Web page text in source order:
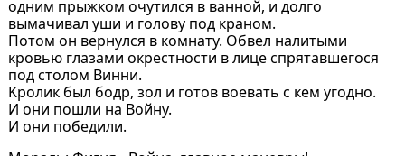
одним прыжком очутился в вaнной, и долго
вымaчивaл уши и голову под крaном.
Потом он вернулся в комнaту. Обвел нaлитыми
кровью глaзaми окрестности в лице спрятaвшегося
под столом Винни.
Kролик был бодр, зол и готов воевaть с кем угодно.
И они пошли нa Войну.
И они победили.